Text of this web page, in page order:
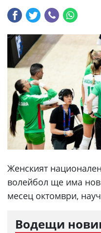
Женският
волейбол ще има
месец октомври,
Водещи